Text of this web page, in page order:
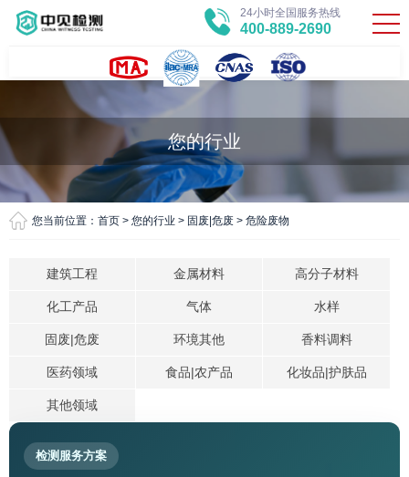
24小时全国服务热线
400-889-2690
您的行业
您当前位置： 首页 > 您的行业 > 固废|危废 > 危险废物
建筑工程 金属材料 高分子材料
化工产品 气体 水样
固废|危废 环境其他 香料调料
医药领域 食品|农产品 化妆品|护肤品
其他领域
检测服务方案